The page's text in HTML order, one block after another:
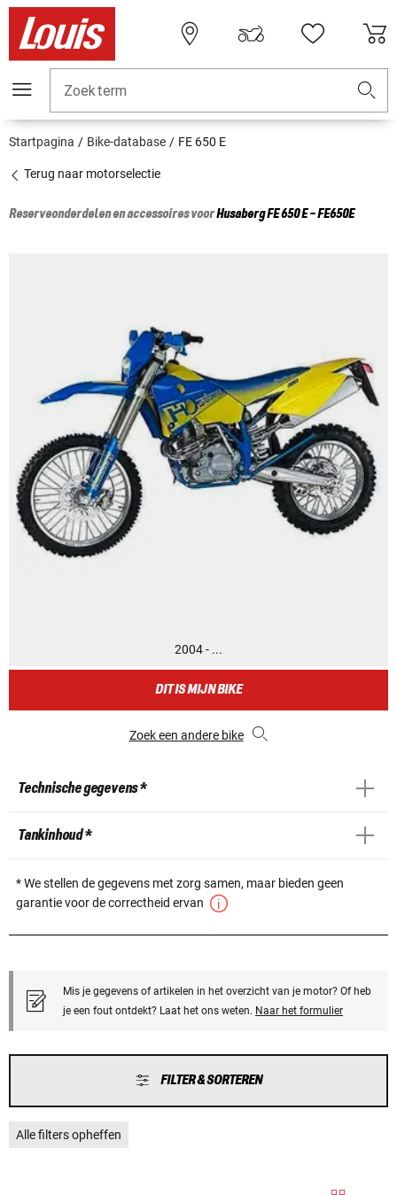
Zoekterm
Startpagina Bike-database FE 650 E
Terug naar motorselectie
Reserveonderdelen en accessoires voorHusabergFE 650 E - FE650E
2004 - ...
DIT IS MIJN BIKE
Zoek een andere bike
Technische gegevens *
Tankinhoud *
* We stellen de gegevens met zorg samen, maar bieden geen
garantie voor de correctheid ervan
Mis je gegevens of artikelen in het overzicht van je motor? Of heb
je een fout ontdekt? Laat het ons weten. Naar het formulier
FILTER & SORTEREN
Alle filters opheffen